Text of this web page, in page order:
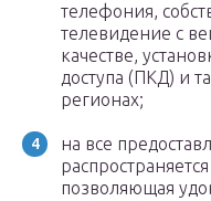
телефония,
телевидение с
качестве,
доступа (ПКД) и
регионах;
на все
позволяющая